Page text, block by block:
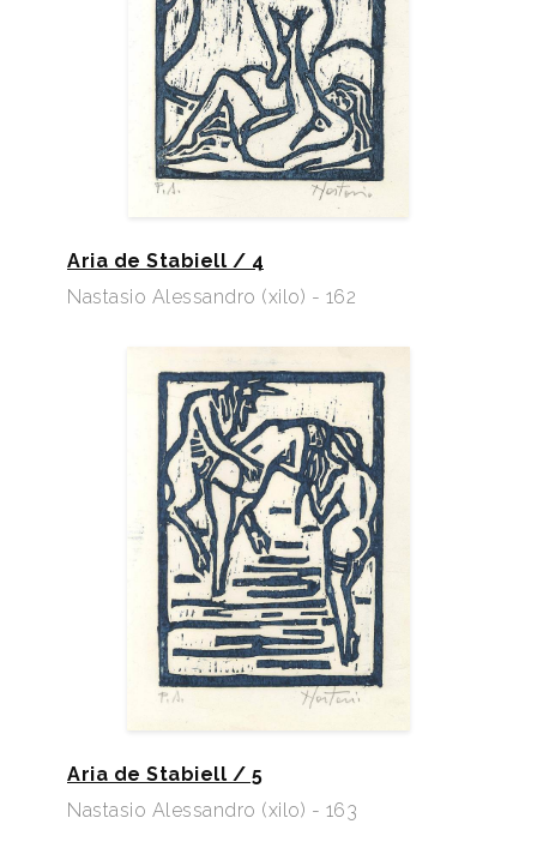
Aria de Stabiell / 4
Nastasio Alessandro (xilo) - 162
Aria de Stabiell / 5
Nastasio Alessandro (xilo) - 163